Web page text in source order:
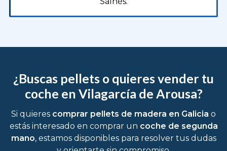
¿Buscas pellets o quieres vender tu
coche en Vilagarcía de Arousa?
Si quieres comprar pellets de madera en Galicia o
estás interesado en comprar un coche de segunda
mano, estamos disponibles para resolver tus dudas